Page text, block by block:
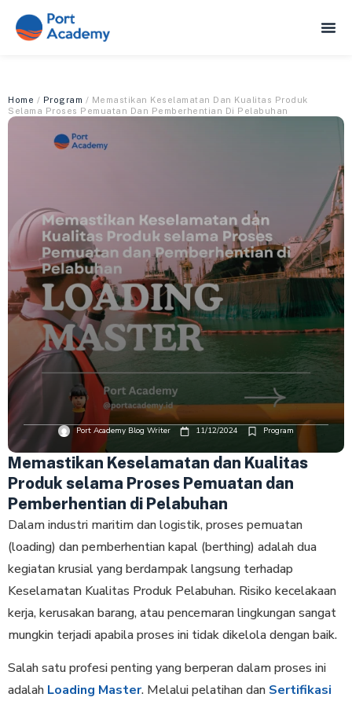
Home / Program / Memastikan Keselamatan Dan Kualitas Produk
Selama Proses Pemuatan Dan Pemberhentian Di Pelabuhan
Port Academy Blog Writer 11/12/2024 Program
Memastikan Keselamatan dan Kualitas
Produk selama Proses Pemuatan dan
Pemberhentian di Pelabuhan
Dalam industri maritim dan logistik, proses pemuatan
(loading) dan pemberhentian kapal (berthing) adalah dua
kegiatan krusial yang berdampak langsung terhadap
Keselamatan Kualitas Produk Pelabuhan. Risiko kecelakaan
kerja, kerusakan barang, atau pencemaran lingkungan sangat
mungkin terjadi apabila proses ini tidak dikelola dengan baik.
Salah satu profesi penting yang berperan dalam proses ini
adalah Loading Master. Melalui pelatihan dan Sertifikasi